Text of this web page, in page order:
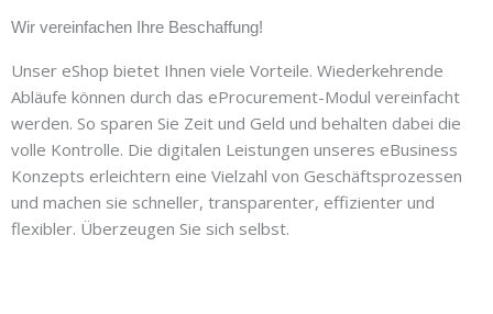
Wir vereinfachen Ihre Beschaffung!
Unser eShop bietet Ihnen viele Vorteile. Wiederkehrende
Abläufe können durch das eProcurement-Modul vereinfacht
werden. So sparen Sie Zeit und Geld und behalten dabei die
volle Kontrolle. Die digitalen Leistungen unseres eBusiness
Konzepts erleichtern eine Vielzahl von Geschäftsprozessen
und machen sie schneller, transparenter, effizienter und
flexibler. Überzeugen Sie sich selbst.